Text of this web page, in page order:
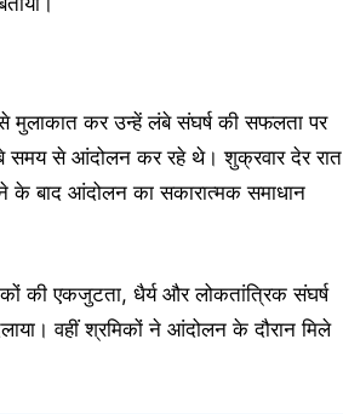
मुलाकात कर उन्हें लंबे संघर्ष की सफलता पर
समय से आंदोलन कर रहे थे। शुक्रवार देर रात
के बाद आंदोलन का सकारात्मक समाधान
की एकजुटता, धैर्य और लोकतांत्रिक संघर्ष
वहीं श्रमिकों ने आंदोलन के दौरान मिले